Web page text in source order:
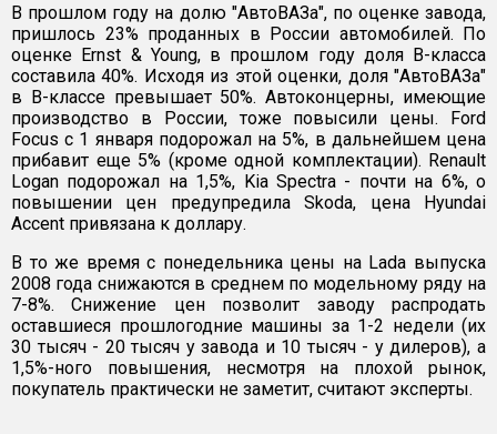
В прошлом году на долю "АвтоВАЗа", по оценке завода,
пришлось 23% проданных в России автомобилей. По
оценке Ernst & Young, в прошлом году доля В-класса
составила 40%. Исходя из этой оценки, доля "АвтоВАЗа"
в В-классе превышает 50%. Автоконцерны, имеющие
производство в России, тоже повысили цены. Ford
Focus с 1 января подорожал на 5%, в дальнейшем цена
прибавит еще 5% (кроме одной комплектации). Renault
Logan подорожал на 1,5%, Kia Spectra - почти на 6%, о
повышении цен предупредила Skoda, цена Hyundai
Accent привязана к доллару.
В то же время с понедельника цены на Lada выпуска
2008 года снижаются в среднем по модельному ряду на
7-8%. Снижение цен позволит заводу распродать
оставшиеся прошлогодние машины за 1-2 недели (их
30 тысяч - 20 тысяч у завода и 10 тысяч - у дилеров), а
1,5%-ного повышения, несмотря на плохой рынок,
покупатель практически не заметит, считают эксперты.